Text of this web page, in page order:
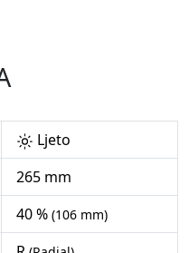
Ljeto
265 mm
40 % (106 mm)